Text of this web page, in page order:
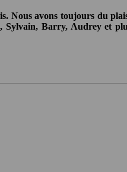
Nous avons toujours du
Barry, Audrey et